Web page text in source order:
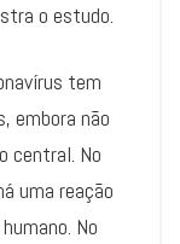
o estudo.
tem
embora não
central. No
uma reação
No